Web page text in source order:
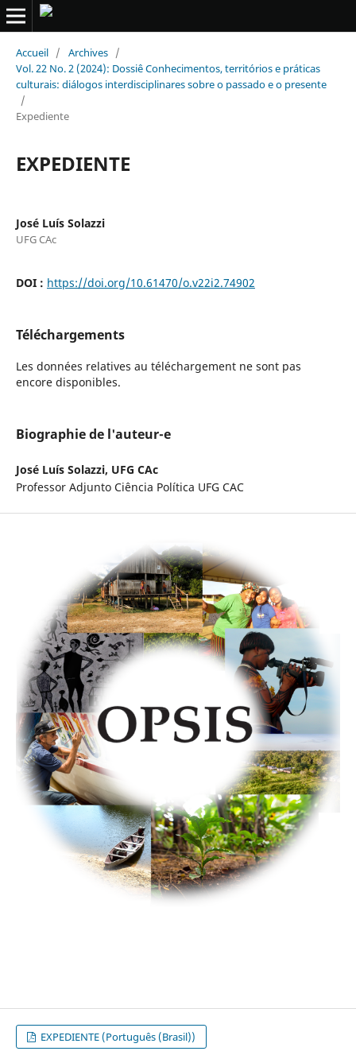
Accueil / Archives /
Vol. 22 No. 2 (2024): Dossiê Conhecimentos, territórios e práticas
culturais: diálogos interdisciplinares sobre o passado e o presente
/
Expediente
EXPEDIENTE
José Luís Solazzi
UFG CAc
DOI : https://doi.org/10.61470/o.v22i2.74902
Téléchargements
Les données relatives au téléchargement ne sont pas
encore disponibles.
Biographie de l'auteur-e
José Luís Solazzi, UFG CAc
Professor Adjunto Ciência Política UFG CAC
EXPEDIENTE (Português (Brasil))